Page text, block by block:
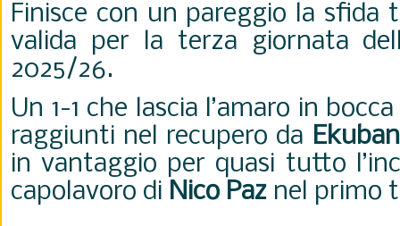
Finisce con un pareggio la sfida
valida per la terza giornata
2025/26.
Un 1-1 che lascia l’amaro in
raggiunti nel recupero da Ekuban
in vantaggio per quasi tutto
capolavoro di Nico Paz nel primo